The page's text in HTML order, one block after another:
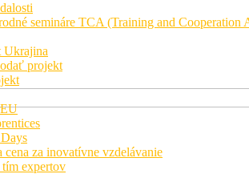
semináre TCA (Training and Cooperation
Ukrajina
projekt
cena za inovatívne vzdelávanie
expertov